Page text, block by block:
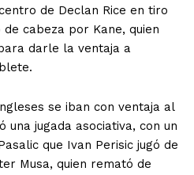
de Declan Rice en tiro
cabeza por Kane, quien
darle la ventaja a
se iban con ventaja al
una jugada asociativa, con un
que Ivan Perisic jugó de
Musa, quien remató de